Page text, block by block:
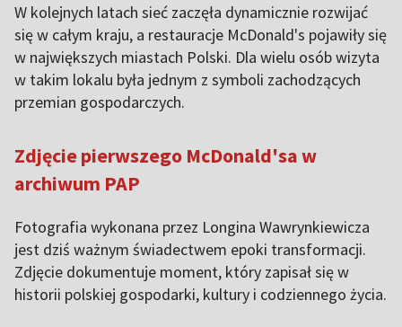
W kolejnych latach sieć zaczęła dynamicznie rozwijać
się w całym kraju, a restauracje McDonald's pojawiły się
w największych miastach Polski. Dla wielu osób wizyta
w takim lokalu była jednym z symboli zachodzących
przemian gospodarczych.
Zdjęcie pierwszego McDonald'sa w
archiwum PAP
Fotografia wykonana przez Longina Wawrynkiewicza
jest dziś ważnym świadectwem epoki transformacji.
Zdjęcie dokumentuje moment, który zapisał się w
historii polskiej gospodarki, kultury i codziennego życia.